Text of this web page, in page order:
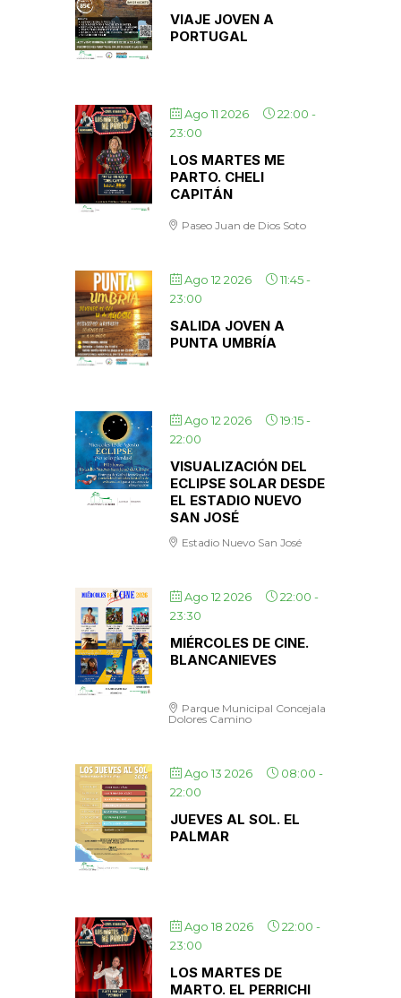
VIAJE JOVEN A
PORTUGAL
Ago 11 2026 22:00 -
23:00
LOS MARTES ME
PARTO. CHELI
CAPITÁN
Paseo Juan de Dios Soto
Ago 12 2026 11:45-
23:00
SALIDA JOVEN A
PUNTA UMBRÍA
Ago 12 2026 19:15-
22:00
VISUALIZACIÓN DEL
ECLIPSE SOLAR DESDE
EL ESTADIO NUEVO
SAN JOSÉ
Estadio Nuevo San José
Ago 12 2026 22:00 -
23:30
MIÉRCOLES DE CINE.
BLANCANIEVES
Parque Municipal Concejala
Dolores Camino
Ago 13 2026 08:00 -
22:00
JUEVES AL SOL. EL
PALMAR
Ago 18 2026 22:00 -
23:00
LOS MARTES DE
MARTO. EL PERRICHI